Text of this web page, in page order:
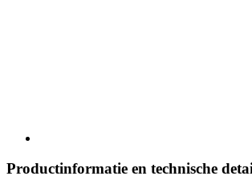
Productinformatie en technische